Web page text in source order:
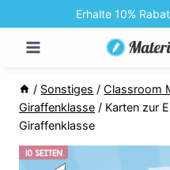
Inhalt
springen
Erhalte 10%
/ Sonstiges / Classroom
Giraffenklasse / Karten zur
Giraffenklasse